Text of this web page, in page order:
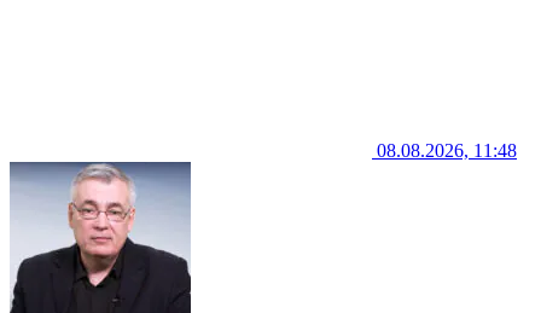
08.08.2026, 11:48